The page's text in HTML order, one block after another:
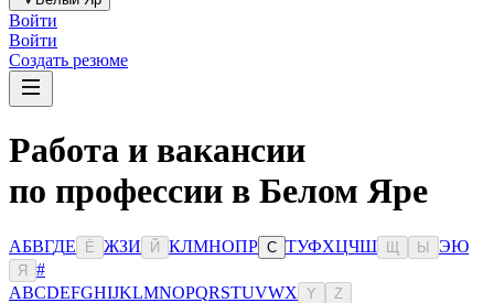
Войти
Войти
Создать резюме
Работа и вакансии
по профессии в Белом Яре
АБВГДЕ Ё ЖЗИ Й КЛМНОПР С ТУФХЦЧШ Ы ЭЮ
Я
#
ABCDEFGHIJKLMNOPQRSTUVWX Y Z